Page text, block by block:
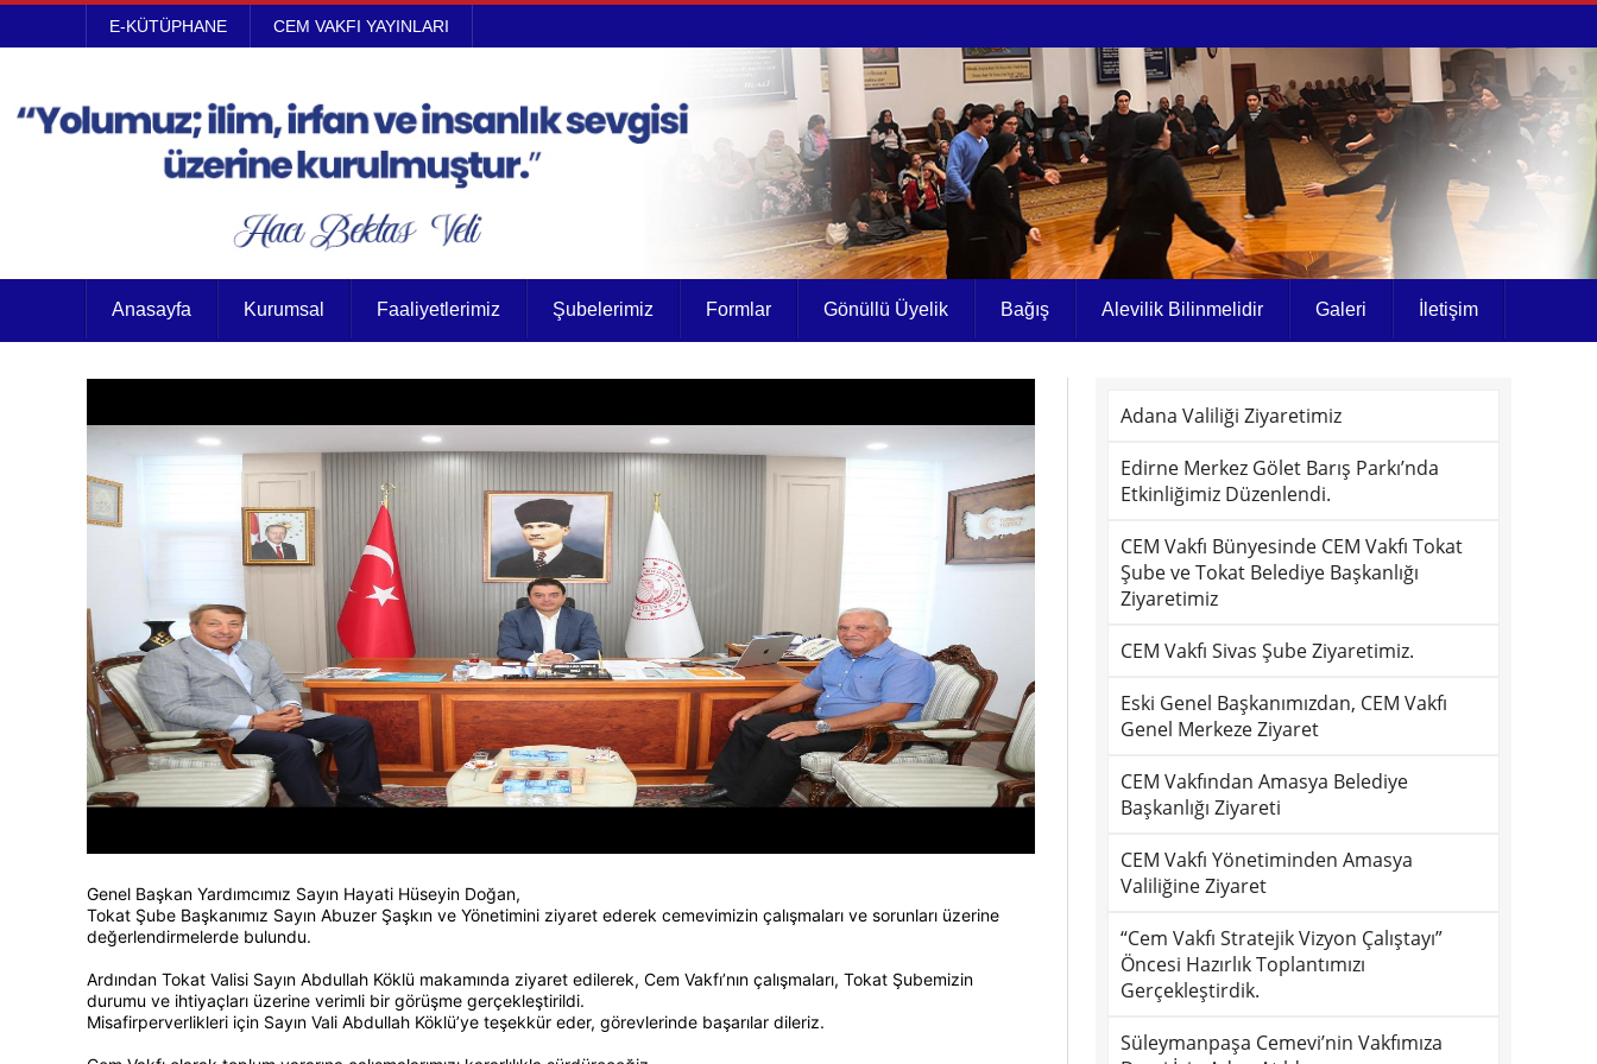
E-KÜTÜPHANE CEM VAKFI YAYINLARI
Anasayfa Kurumsal Faaliyetlerimiz Şubelerimiz Formlar Gönüllü Üyelik Bağış Alevilik Bilinmelidir Galeri İletişim
Genel Başkan Yardımcımız Sayın Hayati Hüseyin Doğan,
Tokat Şube Başkanımız Sayın Abuzer Şaşkın ve Yönetimini ziyaret ederek cemevimizin çalışmaları ve sorunları üzerine
değerlendirmelerde bulundu.
Ardından Tokat Valisi Sayın Abdullah Köklü makamında ziyaret edilerek, Cem Vakfı’nın çalışmaları, Tokat Şubemizin
durumu ve ihtiyaçları üzerine verimli bir görüşme gerçekleştirildi.
Misafirperverlikleri için Sayın Vali Abdullah Köklü’ye teşekkür eder, görevlerinde başarılar dileriz.
Adana Valiliği Ziyaretimiz
Edirne Merkez Gölet Barış Parkı’nda
Etkinliğimiz Düzenlendi.
CEM Vakfı Bünyesinde CEM Vakfı Tokat
Şube ve Tokat Belediye Başkanlığı
Ziyaretimiz
CEM Vakfı Sivas Şube Ziyaretimiz.
Eski Genel Başkanımızdan, CEM Vakfı
Genel Merkeze Ziyaret
CEM Vakfından Amasya Belediye
Başkanlığı Ziyareti
CEM Vakfı Yönetiminden Amasya
Valiliğine Ziyaret
“Cem Vakfı Stratejik Vizyon Çalıştayı”
Öncesi Hazırlık Toplantımızı
Gerçekleştirdik.
Süleymanpaşa Cemevi’nin Vakfımıza